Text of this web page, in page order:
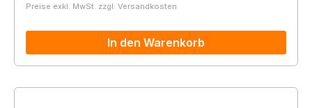
Preise exkl. MwSt. zzgl. Versandkosten
In den Warenkorb